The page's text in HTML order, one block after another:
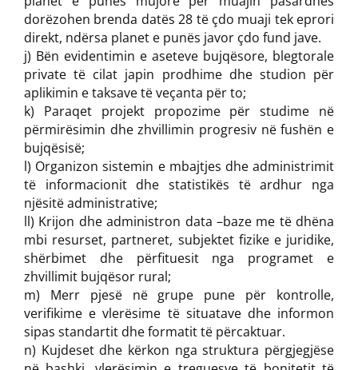
dorëzohen brenda datës 28 të çdo muaji tek eprori
direkt, ndërsa planet e punës javor çdo fund jave.
j) Bën evidentimin e aseteve bujqësore, blegtorale
private të cilat japin prodhime dhe studion për
aplikimin e taksave të veçanta për to;
k) Paraqet projekt propozime për studime në
përmirësimin dhe zhvillimin progresiv në fushën e
bujqësisë;
l) Organizon sistemin e mbajtjes dhe administrimit
të informacionit dhe statistikës të ardhur nga
njësitë administrative;
ll) Krijon dhe administron data –baze me të dhëna
mbi resurset, partneret, subjektet fizike e juridike,
shërbimet dhe përfituesit nga programet e
zhvillimit bujqësor rural;
m) Merr pjesë në grupe pune për kontrolle,
verifikime e vlerësime të situatave dhe informon
sipas standartit dhe formatit të përcaktuar.
n) Kujdeset dhe kërkon nga struktura përgjegjëse